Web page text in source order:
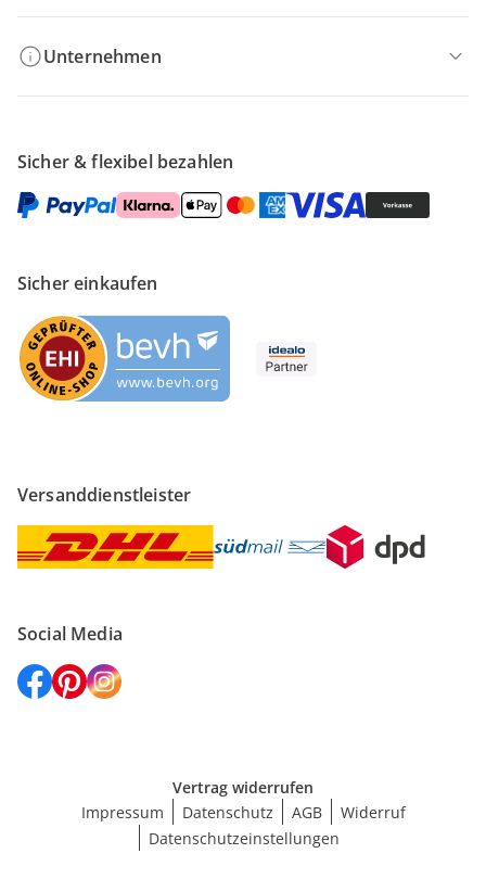
Unternehmen
Sicher & flexibel bezahlen
Sicher einkaufen
Versanddienstleister
Social Media
Vertrag widerrufen
Impressum
Datenschutz AGB
Widerruf
Datenschutzeinstellungen